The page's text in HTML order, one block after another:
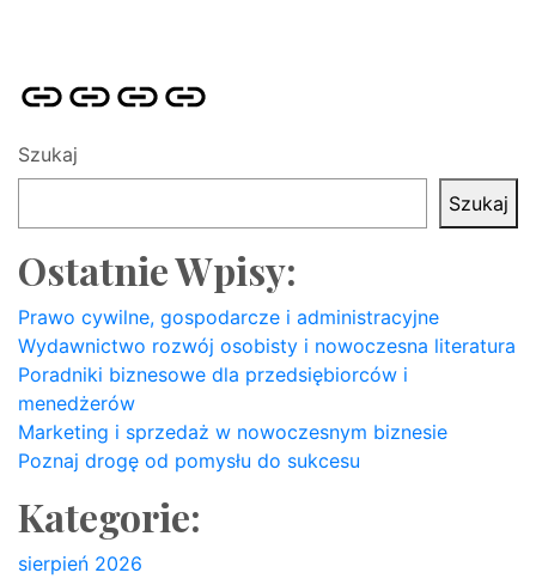
Strona
główna
Pozycjonowanie
Stron
SKLEP
SEO
BLOG
Szukaj
Szukaj
Ostatnie Wpisy:
Prawo cywilne, gospodarcze i administracyjne
Wydawnictwo rozwój osobisty i nowoczesna literatura
Poradniki biznesowe dla przedsiębiorców i
menedżerów
Marketing i sprzedaż w nowoczesnym biznesie
Poznaj drogę od pomysłu do sukcesu
Kategorie:
sierpień 2026